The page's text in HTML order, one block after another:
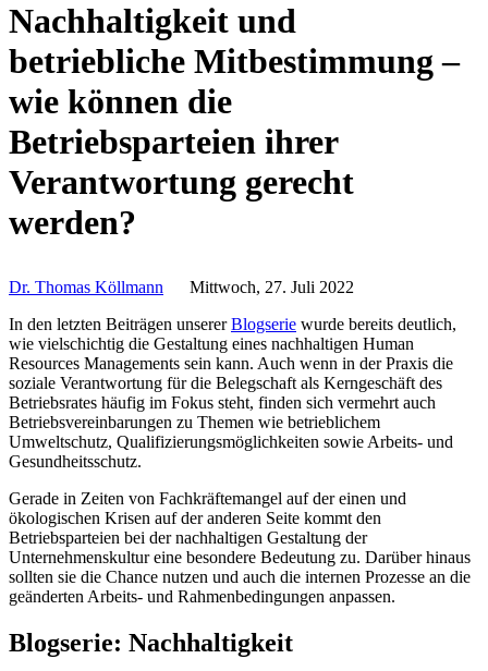
Nachhaltigkeit und
betriebliche Mitbestimmung –
wie können die
Betriebsparteien ihrer
Verantwortung gerecht
werden?
Dr. Thomas Köllmann
Mittwoch, 27. Juli 2022
In den letzten Beiträgen unsererBlogserie wurde bereits deutlich,
wie vielschichtig die Gestaltung eines nachhaltigen Human
Resources Managements sein kann. Auch wenn in der Praxis die
soziale Verantwortung für die Belegschaft als Kerngeschäft des
Betriebsrates häufig im Fokus steht, finden sich vermehrt auch
Betriebsvereinbarungen zu Themen wie betrieblichem
Umweltschutz, Qualifizierungsmöglichkeiten sowie Arbeits- und
Gesundheitsschutz.
Gerade in Zeiten von Fachkräftemangel auf der einen und
ökologischen Krisen auf der anderen Seite kommt den
Betriebsparteien bei der nachhaltigen Gestaltung der
Unternehmenskultur eine besondere Bedeutung zu. Darüber hinaus
sollten sie die Chance nutzen und auch die internen Prozesse an die
geänderten Arbeits- und Rahmenbedingungen anpassen.
Blogserie: Nachhaltigkeit